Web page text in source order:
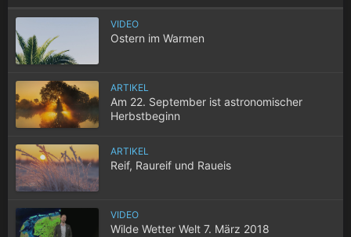
VIDEO
Ostern im Warmen
ARTIKEL
Am 22. September ist astronomischer
Herbstbeginn
ARTIKEL
Reif, Raureif und Raueis
VIDEO
Wilde Wetter Welt 7. März 2018